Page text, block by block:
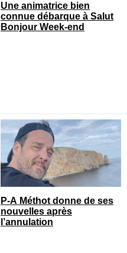
Une animatrice bien
connue débarque à Salut
Bonjour Week-end
P-A Méthot donne de ses
nouvelles après
l’annulation